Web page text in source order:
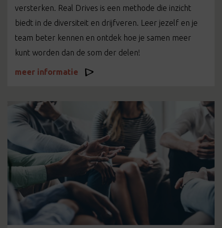
versterken. Real Drives is een methode die inzicht
biedt in de diversiteit en drijfveren. Leer jezelf en je
team beter kennen en ontdek hoe je samen meer
kunt worden dan de som der delen!
meer informatie